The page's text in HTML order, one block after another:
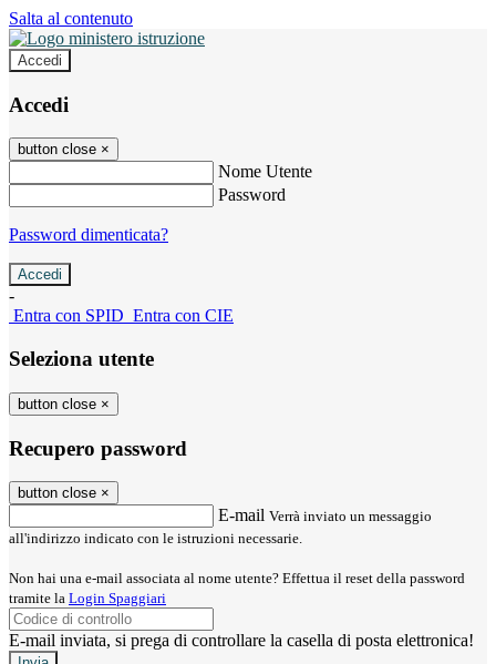
Salta al contenuto
Accedi
Accedi
button close ×
Nome Utente
Password
Password dimenticata?
-
Entra con SPID Entra con CIE
Seleziona utente
button close ×
Recupero password
button close ×
E-mail Verrà inviato un messaggio
all'indirizzo indicato con le istruzioni necessarie.
Non hai una e-mail associata al nome utente? Effettua il reset della password
tramite la Login Spaggiari
E-mail inviata, si prega di controllare la casella di posta elettronica!